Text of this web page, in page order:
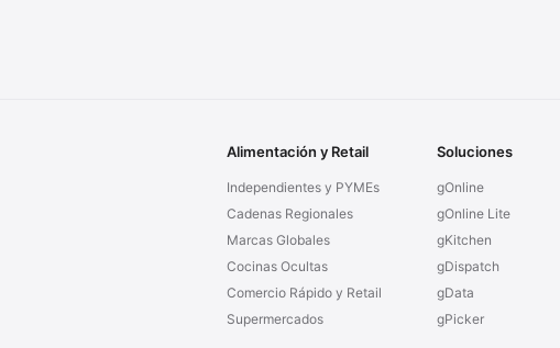
Alimentación y Retail
Independientes y PYMEs
Cadenas Regionales
Marcas Globales
Cocinas Ocultas
Comercio Rápido y Retail
Supermercados
Soluciones
gOnline
gOnline Lite
gKitchen
gDispatch
gData
gPicker